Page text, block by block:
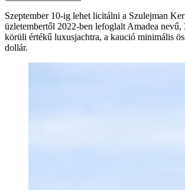
Szeptember 10-ig lehet licitálni a Szulejman
üzletembertől 2022-ben lefoglalt Amadea
körüli értékű luxusjachtra, a kaució minimális
dollár.